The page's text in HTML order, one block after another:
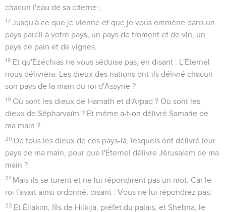
chacun l'eau de sa citerne ;
17 Jusqu'à ce que je vienne et que je vous emmène dans un
pays pareil à votre pays, un pays de froment et de vin, un
pays de pain et de vignes.
18 Et qu'Ézéchias ne vous séduise pas, en disant : L'Éternel
nous délivrera. Les dieux des nations ont-ils délivré chacun
son pays de la main du roi d'Assyrie ?
19 Où sont les dieux de Hamath et d'Arpad ? Où sont les
dieux de Sépharvaïm ? Et même a-t-on délivré Samarie de
ma main ?
20 De tous les dieux de ces pays-là, lesquels ont délivré leur
pays de ma main, pour que l'Éternel délivre Jérusalem de ma
main ?
21 Mais ils se turent et ne lui répondirent pas un mot. Car le
roi l'avait ainsi ordonné, disant : Vous ne lui répondrez pas.
22 Et Éliakim, fils de Hilkija, préfet du palais, et Shebna, le